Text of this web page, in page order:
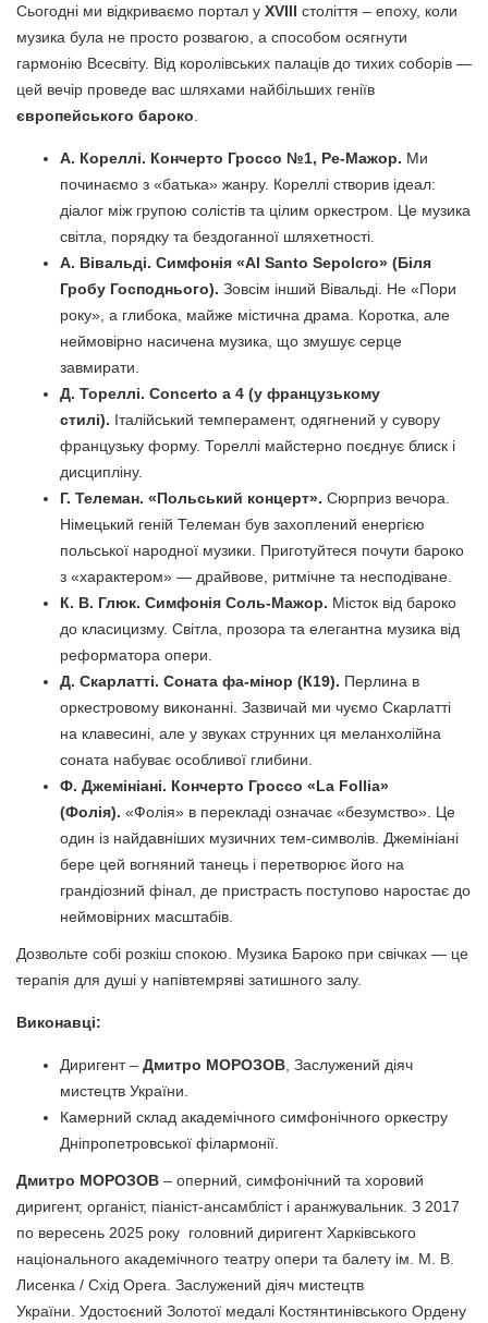
Сьогодні ми відкриваємо портал у XVIII століття – епоху, коли
музика була не просто розвагою, а способом осягнути
гармонію Всесвіту. Від королівських палаців до тихих соборів —
цей вечір проведе вас шляхами найбільших геніїв
європейського бароко
А. Кореллі. Кончерто Гроссо №1, Ре-Мажор. Ми
починаємо з «батька» жанру. Кореллі створив ідеал:
діалог між групою солістів та цілим оркестром. Це музика
світла, порядку та бездоганної шляхетності.
А. Вівальді. Симфонія «Al Santo Sepolcro» (Біля
Гробу Господнього). Зовсім інший Вівальді. Не «Пори
року», а глибока, майже містична драма. Коротка, але
неймовірно насичена музика, що змушує серце
завмирати.
Д. Тореллі. Concerto a 4 (у французькому
стилі). Італійський темперамент, одягнений у сувору
французьку форму. Тореллі майстерно поєднує блиск і
дисципліну.
Г. Телеман. «Польський концерт». Сюрприз вечора.
Німецький геній Телеман був захоплений енергією
польської народної музики. Приготуйтеся почути бароко
з «характером» — драйвове, ритмічне та несподіване.
К. В. Глюк. Симфонія Соль-Мажор. Місток від бароко
до класицизму. Світла, прозора та елегантна музика від
реформатора опери.
Д. Скарлатті. Соната фа-мінор (К19). Перлина в
оркестровому виконанні. Зазвичай ми чуємо Скарлатті
на клавесині, але у звуках струнних ця меланхолійна
соната набуває особливої глибини.
Ф. Джемініані. Кончерто Гроссо «La Follia»
(Фолія). «Фолія» в перекладі означає «безумство». Це
один із найдавніших музичних тем-символів. Джемініані
бере цей вогняний танець і перетворює його на
грандіозний фінал, де пристрасть поступово наростає до
неймовірних масштабів.
Дозвольте собі розкіш спокою. Музика Бароко при свічках — це
терапія для душі у напівтемряві затишного залу.
Виконавці:
Диригент – Дмитро МОРОЗОВ , Заслужений діяч
мистецтв України.
Камерний склад академічного симфонічного оркестру
Дніпропетровської філармонії.
Дмитро МОРОЗОВ – оперний, симфонічний та хоровий
диригент, органіст, піаніст-ансамбліст і аранжувальник. З 2017
по вересень 2025 року головний диригент Харківського
національного академічного театру опери та балету ім. М. В.
Лисенка / Схід Opera. Заслужений діяч мистецтв
України. Удостоєний Золотої медалі Костянтинівського Ордену